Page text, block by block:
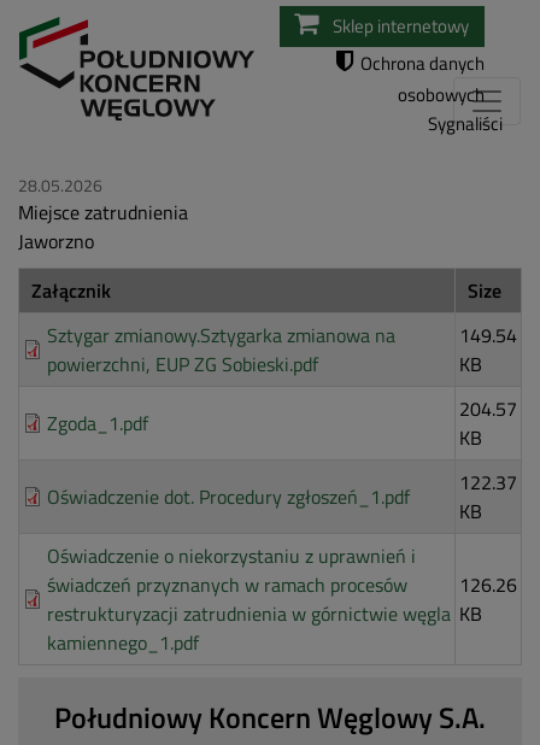
Przejdź
do
Sklep internetowy
Ochrona danych
osobowych
Sygnaliści
28.05.2026
Miejsce zatrudnienia
Jaworzno
Załącznik
Size
Sztygar zmianowy.Sztygarka zmianowa na
powierzchni, EUP ZG Sobieski.pdf
149.54
KB
Zgoda_1.pdf
204.57
KB
Oświadczenie dot. Procedury zgłoszeń_1.pdf
122.37
KB
Oświadczenie o niekorzystaniu z uprawnień i
świadczeń przyznanych w ramach procesów
restrukturyzacji zatrudnienia w górnictwie węgla
kamiennego_1.pdf
126.26
KB
Południowy Koncern Węglowy S.A.